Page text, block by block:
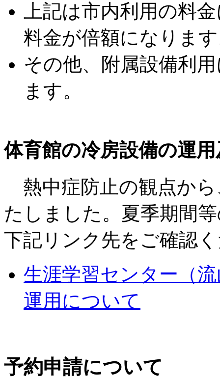
上記は市内利用の料
料金が倍額になりま
その他、附属設備利
ます。
体育館の冷房設備の運
熱中症防止の観点から
たしました。夏季期間
下記リンク先をご確認
生涯学習センター（
運用について
予約申請について